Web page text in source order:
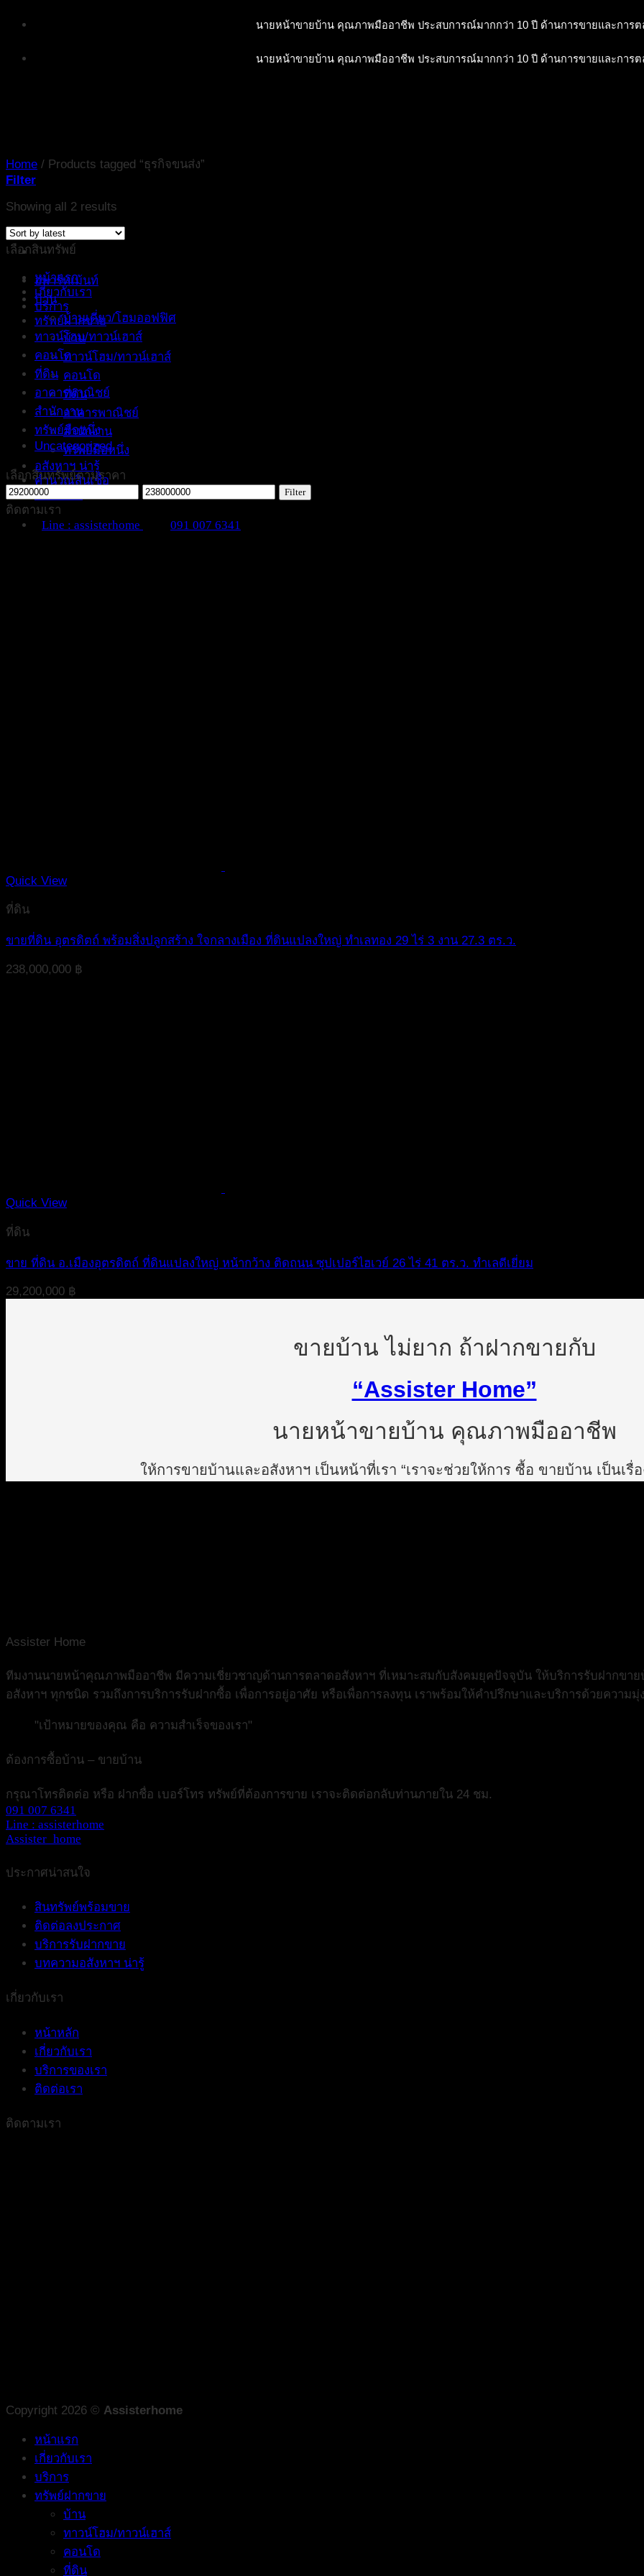
Skip
นายหน้าขายบ้าน คุณภาพมืออาชีพ ประสบการณ์มากกว่า 10 ปี ด้านการขายและการต
นายหน้าขายบ้าน คุณภาพมืออาชีพ ประสบการณ์มากกว่า 10 ปี ด้านการขายและการต
หน้าแรก
เกี่ยวกับเรา
บริการ
ทรัพย์ฝากขาย
บ้าน
ทาวน์โฮม/ทาวน์เฮาส์
คอนโด
ที่ดิน
อาคารพาณิชย์
สำนักงาน
ทรัพย์มือหนึ่ง
อสังหาฯ น่ารู้
คำนวณสินเชื่อ
ติดต่อเรา
Line : assisterhome 091 007 6341
Home / Products tagged “ธุรกิจขนส่ง”
Filter
Showing all 2 results
เลือกสินทรัพย์
อพาร์ทเม้นท์
บ้าน
บ้านเดี่ยว/โฮมออฟฟิศ
ทาวน์โฮม/ทาวน์เฮาส์
คอนโด
ที่ดิน
อาคารพาณิชย์
สำนักงาน
ทรัพย์มือหนึ่ง
Uncategorized
เลือกสินทรัพย์ตามราคา
Min
price
Max
Filter
ติดตามเรา
Quick View
ที่ดิน
ขายที่ดิน อุตรดิตถ์ พร้อมสิ่งปลูกสร้าง ใจกลางเมือง ที่ดินแปลงใหญ่ ทำเลทอง 29 ไร่ 3 งาน 27.3 ตร.ว.
238,000,000 ฿
Quick View
ที่ดิน
ขาย ที่ดิน อ.เมืองอุตรดิตถ์ ที่ดินแปลงใหญ่ หน้ากว้าง ติดถนน ซุปเปอร์ไฮเวย์ 26 ไร่ 41 ตร.ว. ทำเลดีเยี่ยม
29,200,000 ฿
ขายบ้าน ไม่ยาก ถ้าฝากขายกับ
“Assister Home”
นายหน้าขายบ้าน คุณภาพมืออาชีพ
ให้การขายบ้านและอสังหาฯ เป็นหน้าที่เรา “เราจะช่วยให้การ ซื้อ ขายบ้าน เป็นเรื่
Assister Home
ทีมงานนายหน้าคุณภาพมืออาชีพ มีความเชี่ยวชาญด้านการตลาดอสังหาฯ ที่เหมาะสมกับสังคมยุคปัจจุบัน ให้บริการรับฝากขา
อสังหาฯ ทุกชนิด รวมถึงการบริการรับฝากซื้อ เพื่อการอยู่อาศัย หรือเพื่อการลงทุน เราพร้อมให้คำปรึกษาและบริการด้วยความ
"เป้าหมายของคุณ คือ ความสำเร็จของเรา"
ต้องการซื้อบ้าน – ขายบ้าน
กรุณาโทรติดต่อ หรือ ฝากชื่อ เบอร์โทร ทรัพย์ที่ต้องการขาย เราจะติดต่อกลับท่านภายใน 24 ชม.
091 007 6341
Line : assisterhome
Assister_home
ประกาศน่าสนใจ
สินทรัพย์พร้อมขาย
ติดต่อลงประกาศ
บริการรับฝากขาย
บทความอสังหาฯ น่ารู้
เกี่ยวกับเรา
หน้าหลัก
เกี่ยวกับเรา
บริการของเรา
ติดต่อเรา
ติดตามเรา
Copyright 2026 © Assisterhome
หน้าแรก
เกี่ยวกับเรา
บริการ
ทรัพย์ฝากขาย
บ้าน
ทาวน์โฮม/ทาวน์เฮาส์
คอนโด
ที่ดิน